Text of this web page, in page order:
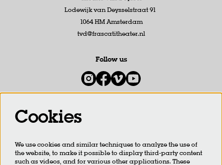
Lodewijk van Deysselstraat 91
1064 HM Amsterdam
tvd@frascatitheater.nl
Follow us
SIGN UP
Cookies
We use cookies and similar techniques to analyze the use of
the website, to make it possible to display third-party content
such as videos, and for various other applications. These